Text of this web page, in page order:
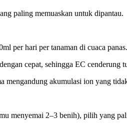
paling memuaskan untuk dipantau.
per hari per tanaman di cuaca
cepat, sehingga EC cenderung
mengandung akumulasi ion yang
menyemai 2–3 benih), pilih yang